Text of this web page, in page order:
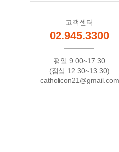
고객센터
02.945.3300
평일 9:00~17:30
(점심 12:30~13:30)
catholicon21@gmail.com